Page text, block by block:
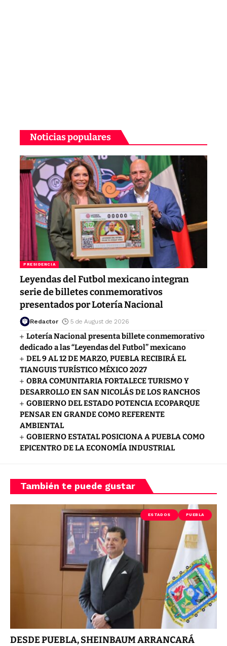
Noticias populares
PRESIDENCIA
Leyendas del Futbol mexicano integran
serie de billetes conmemorativos
presentados por Lotería Nacional
Redactor 5 de August de 2026
Lotería Nacional presenta billete conmemorativo
dedicado a las “Leyendas del Futbol” mexicano
DEL 9 AL 12 DE MARZO, PUEBLA RECIBIRÁ EL
TIANGUIS TURÍSTICO MÉXICO 2027
OBRA COMUNITARIA FORTALECE TURISMO Y
DESARROLLO EN SAN NICOLÁS DE LOS RANCHOS
GOBIERNO DEL ESTADO POTENCIA ECOPARQUE
PENSAR EN GRANDE COMO REFERENTE
AMBIENTAL
GOBIERNO ESTATAL POSICIONA A PUEBLA COMO
EPICENTRO DE LA ECONOMÍA INDUSTRIAL
También te puede gustar
ESTADOS PUEBLA
DESDE PUEBLA, SHEINBAUM ARRANCARÁ